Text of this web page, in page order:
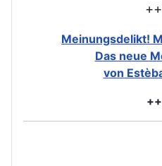
Meinungsdelikt!
Das neue
von